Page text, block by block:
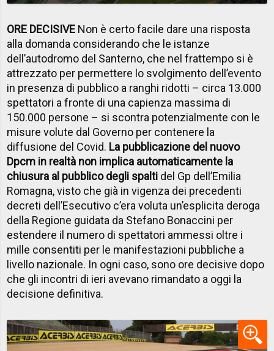
ORE DECISIVE Non è certo facile dare una risposta
alla domanda considerando che le istanze
dell’autodromo del Santerno, che nel frattempo si è
attrezzato per permettere lo svolgimento dell’evento
in presenza di pubblico a ranghi ridotti – circa 13.000
spettatori a fronte di una capienza massima di
150.000 persone – si scontra potenzialmente con le
misure volute dal Governo per contenere la
diffusione del Covid. La pubblicazione del nuovo
Dpcm in realtà non implica automaticamente la
chiusura al pubblico degli spalti del Gp dell’Emilia
Romagna, visto che già in vigenza dei precedenti
decreti dell’Esecutivo c’era voluta un’esplicita deroga
della Regione guidata da Stefano Bonaccini per
estendere il numero di spettatori ammessi oltre i
mille consentiti per le manifestazioni pubbliche a
livello nazionale. In ogni caso, sono ore decisive dopo
che gli incontri di ieri avevano rimandato a oggi la
decisione definitiva.